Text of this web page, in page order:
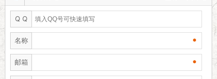
Q Q
名称 •
邮箱 •